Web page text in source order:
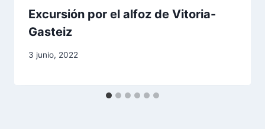
Excursión por el alfoz de Vitoria-
Gasteiz
Por
3 junio, 2022